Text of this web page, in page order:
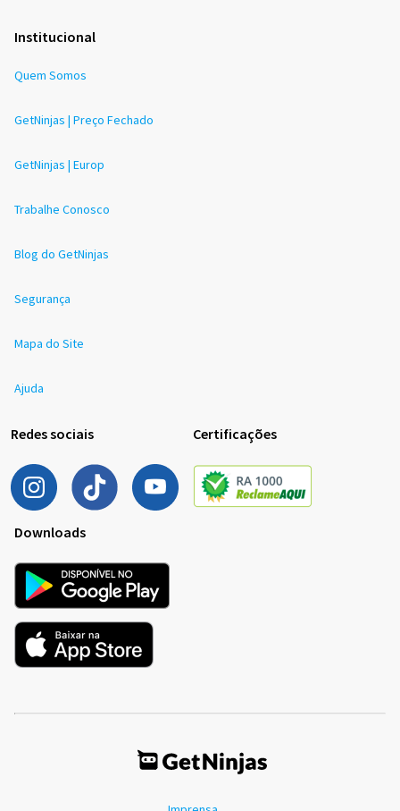
Institucional
Quem Somos
GetNinjas | Preço Fechado
GetNinjas | Europ
Trabalhe Conosco
Blog do GetNinjas
Segurança
Mapa do Site
Ajuda
Redes sociais Certificações
Downloads